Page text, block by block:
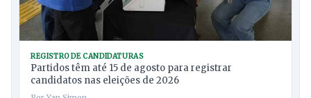
REGISTRO DE CANDIDATURAS
Partidos têm até 15 de agosto para registrar
candidatos nas eleições de 2026